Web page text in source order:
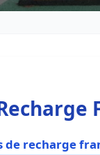
de recharge